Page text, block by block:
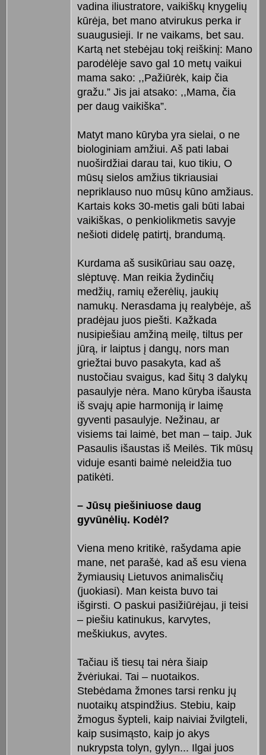
vadina iliustratore, vaikiškų knygelių
kūrėja, bet mano atvirukus perka ir
suaugusieji. Ir ne vaikams, bet sau.
Kartą net stebėjau tokį reiškinį: Mano
parodėlėje savo gal 10 metų vaikui
mama sako: ,,Pažiūrėk, kaip čia
gražu.” Jis jai atsako: ,,Mama, čia
per daug vaikiška”.
Matyt mano kūryba yra sielai, o ne
biologiniam amžiui. Aš pati labai
nuoširdžiai darau tai, kuo tikiu, O
mūsų sielos amžius tikriausiai
nepriklauso nuo mūsų kūno amžiaus.
Kartais koks 30-metis gali būti labai
vaikiškas, o penkiolikmetis savyje
nešioti didelę patirtį, brandumą.
Kurdama aš susikūriau sau oazę,
slėptuvę. Man reikia žydinčių
medžių, ramių ežerėlių, jaukių
namukų. Nerasdama jų realybėje, aš
pradėjau juos piešti. Kažkada
nusipiešiau amžiną meilę, tiltus per
jūrą, ir laiptus į dangų, nors man
griežtai buvo pasakyta, kad aš
nustočiau svaigus, kad šitų 3 dalykų
pasaulyje nėra. Mano kūryba išausta
iš svajų apie harmoniją ir laimę
gyventi pasaulyje. Nežinau, ar
visiems tai laimė, bet man – taip. Juk
Pasaulis išaustas iš Meilės. Tik mūsų
viduje esanti baimė neleidžia tuo
patikėti.
– Jūsų piešiniuose daug
gyvūnėlių. Kodėl?
Viena meno kritikė, rašydama apie
mane, net parašė, kad aš esu viena
žymiausių Lietuvos animalisčių
(juokiasi). Man keista buvo tai
išgirsti. O paskui pasižiūrėjau, ji teisi
– piešiu katinukus, karvytes,
meškiukus, avytes.
Tačiau iš tiesų tai nėra šiaip
žvėriukai. Tai – nuotaikos.
Stebėdama žmones tarsi renku jų
nuotaikų atspindžius. Stebiu, kaip
žmogus šypteli, kaip naiviai žvilgteli,
kaip susimąsto, kaip jo akys
nukrypsta tolyn, gylyn... Ilgai juos